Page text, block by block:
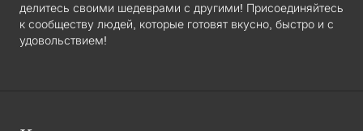
делитесь своими шедеврами с другими! Присоединяйтесь
к сообществу людей, которые готовят вкусно, быстро и с
удовольствием!